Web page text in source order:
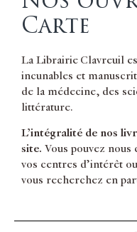
Carte
La Librairie Clavreuil
incunables et
de la médecine, des
littérature.
L’intégralité de nos
site. Vous pouvez
vos centres d’intérêt
vous recherchez en